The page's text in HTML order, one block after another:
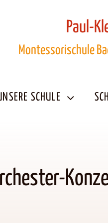
Paul-
Montessorischule
SCHULE